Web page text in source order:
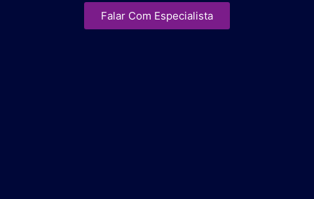
Falar Com Especialista